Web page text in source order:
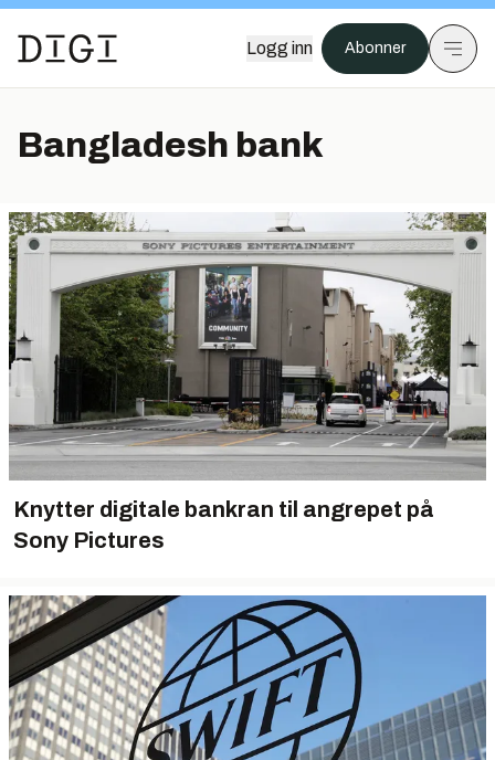
Logg inn Abonner
Bangladesh bank
Knytter digitale bankran til angrepet på
Sony Pictures